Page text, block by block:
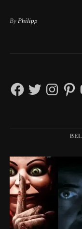
By Philipp
FacebookTwitterInstagram